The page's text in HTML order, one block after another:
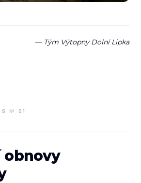
— Tým Výtopny Dolní Lipka
№ 01
obnovy